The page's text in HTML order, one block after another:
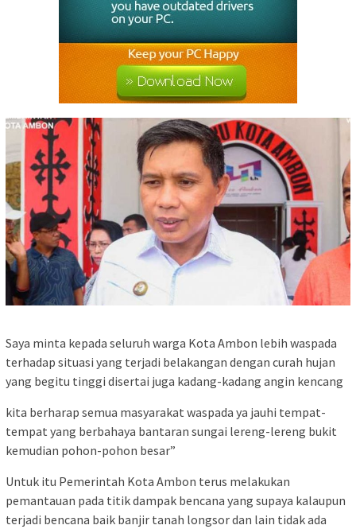
Saya minta kepada seluruh warga Kota Ambon lebih waspada
terhadap situasi yang terjadi belakangan dengan curah hujan
yang begitu tinggi disertai juga kadang-kadang angin kencang
kita berharap semua masyarakat waspada ya jauhi tempat-
tempat yang berbahaya bantaran sungai lereng-lereng bukit
kemudian pohon-pohon besar”
Untuk itu Pemerintah Kota Ambon terus melakukan
pemantauan pada titik dampak bencana yang supaya kalaupun
terjadi bencana baik banjir tanah longsor dan lain tidak ada